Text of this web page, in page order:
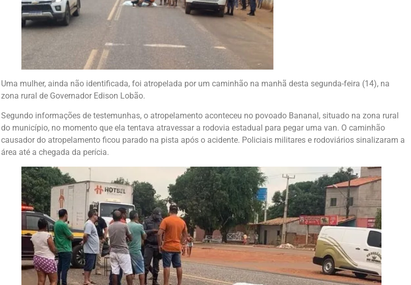
Uma mulher, ainda não identificada, foi atropelada por um caminhão na manhã desta segunda-feira (14), na
zona rural de Governador Edison Lobão.
Segundo informações de testemunhas, o atropelamento aconteceu no povoado Bananal, situado na zona rural
do município, no momento que ela tentava atravessar a rodovia estadual para pegar uma van. O caminhão
causador do atropelamento ficou parado na pista após o acidente. Policiais militares e rodoviários sinalizaram a
área até a chegada da perícia.